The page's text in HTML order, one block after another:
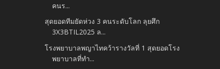
คนร...
สุดยอดทีมยัดห่วง 3 คนระดับโลก ลุยศึก
3X3BTIL2025 ล...
โรงพยาบาลพญาไทคว้ารางวัลที่ 1 สุดยอดโรง
พยาบาลที่ทำ...